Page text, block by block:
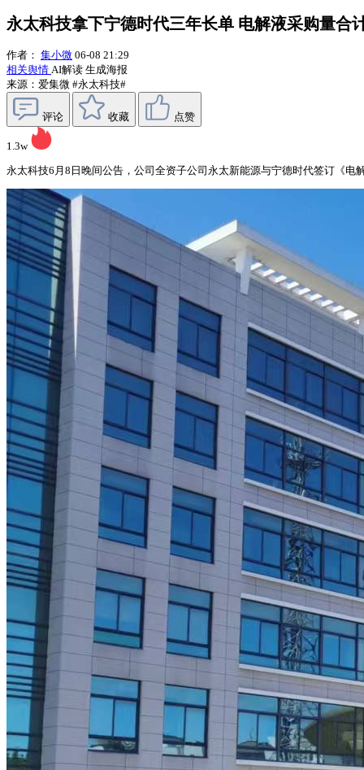
永太科技拿下宁德时代三年长单 电解液采购量合
作者： 集小微 06-08 21:29
相关舆情 AI解读 生成海报
来源：爱集微 #永太科技#
评论 收藏 点赞
1.3w
永太科技6月8日晚间公告，公司全资子公司永太新能源与宁德时代签订《